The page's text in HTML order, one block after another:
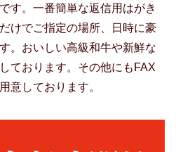
す。一番簡単な返信用はがき
けでご指定の場所、日時に豪
。おいしい高級和牛や新鮮な
ております。その他にもFAX
意しております。